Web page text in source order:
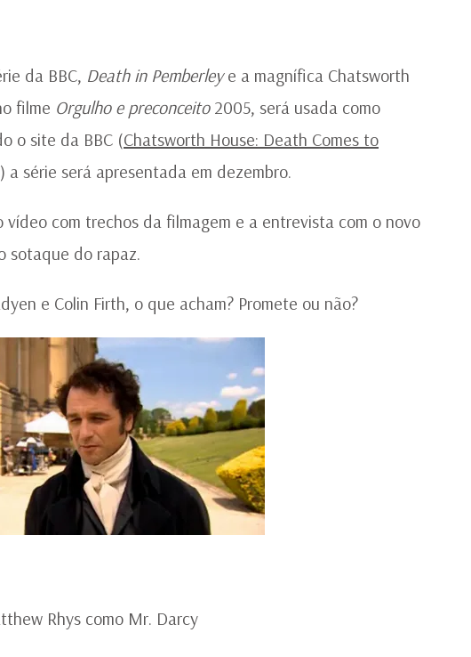
da BBC, Death in Pemberleye a magnífica Chatsworth
filme Orgulho e preconceito2005, será usada como
o site da BBC (Chatsworth House: Death Comes to
) a série será apresentada em dezembro.
vídeo com trechos da filmagem e a entrevista com o novo
sotaque do rapaz.
e Colin Firth, o que acham? Promete ou não?
Rhys como Mr. Darcy